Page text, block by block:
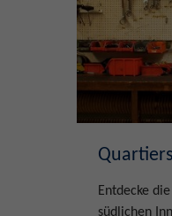
Entdecke
südlichen